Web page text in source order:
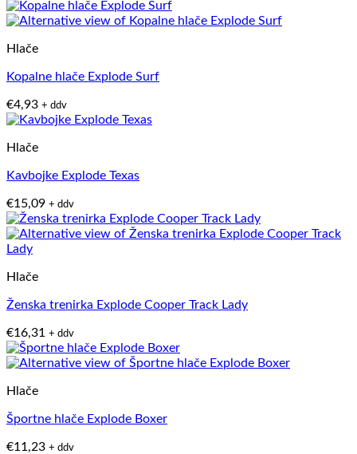
Hlače
Kopalne hlače Explode Surf
€4,93 + ddv
Hlače
Kavbojke Explode Texas
€15,09 + ddv
Hlače
Ženska trenirka Explode Cooper Track Lady
€16,31 + ddv
Hlače
Športne hlače Explode Boxer
€11,23 + ddv